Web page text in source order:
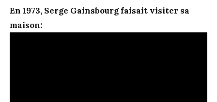
En 1973, Serge Gainsbourg faisait visiter sa
maison: